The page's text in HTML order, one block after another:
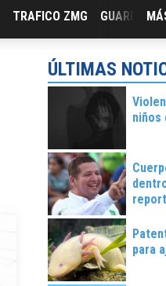
TRAFICO ZMG GUARDIA
ÚLTIMAS
niños
para